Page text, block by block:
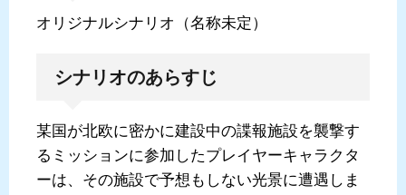
オリジナルシナリオ（名称未定）
シナリオのあらすじ
某国が北欧に密かに建設中の諜報施設を襲撃す
るミッションに参加したプレイヤーキャラクタ
ーは、その施設で予想もしない光景に遭遇しま